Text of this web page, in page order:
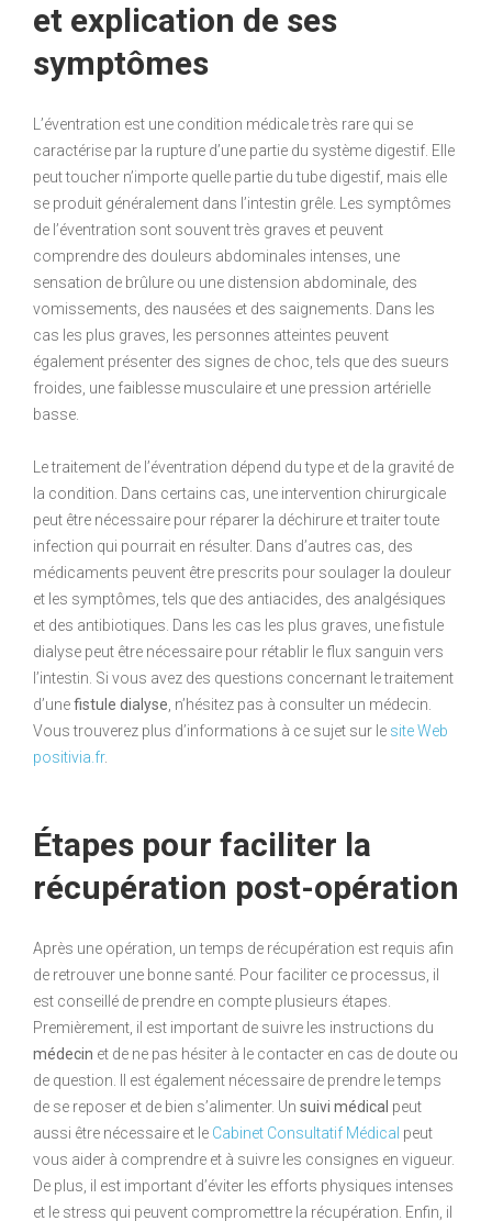
et explication de ses
symptômes
L’éventration est une condition médicale très rare qui se
caractérise par la rupture d’une partie du système digestif. Elle
peut toucher n’importe quelle partie du tube digestif, mais elle
se produit généralement dans l’intestin grêle. Les symptômes
de l’éventration sont souvent très graves et peuvent
comprendre des douleurs abdominales intenses, une
sensation de brûlure ou une distension abdominale, des
vomissements, des nausées et des saignements. Dans les
cas les plus graves, les personnes atteintes peuvent
également présenter des signes de choc, tels que des sueurs
froides, une faiblesse musculaire et une pression artérielle
basse.
Le traitement de l’éventration dépend du type et de la gravité de
la condition. Dans certains cas, une intervention chirurgicale
peut être nécessaire pour réparer la déchirure et traiter toute
infection qui pourrait en résulter. Dans d’autres cas, des
médicaments peuvent être prescrits pour soulager la douleur
et les symptômes, tels que des antiacides, des analgésiques
et des antibiotiques. Dans les cas les plus graves, une fistule
dialyse peut être nécessaire pour rétablir le flux sanguin vers
l’intestin. Si vous avez des questions concernant le traitement
d’unefistule dialyse , n’hésitez pas à consulter un médecin.
Vous trouverez plus d’informations à ce sujet sur le site Web
positivia.fr.
Étapes pour faciliter la
récupération post-opération
Après une opération, un temps de récupération est requis afin
de retrouver une bonne santé. Pour faciliter ce processus, il
est conseillé de prendre en compte plusieurs étapes.
Premièrement, il est important de suivre les instructions du
médecin et de ne pas hésiter à le contacter en cas de doute ou
de question. Il est également nécessaire de prendre le temps
de se reposer et de bien s’alimenter. Un suivi médical peut
aussi être nécessaire et le Cabinet Consultatif Médical peut
vous aider à comprendre et à suivre les consignes en vigueur.
De plus, il est important d’éviter les efforts physiques intenses
et le stress qui peuvent compromettre la récupération. Enfin, il